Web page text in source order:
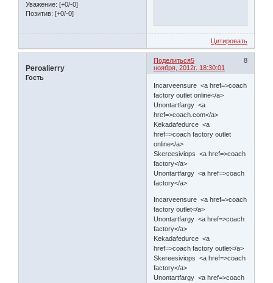
Уважение: [+0/-0]
Позитив: [+0/-0]
Цитировать
Поделиться 8
5
ноября, 2012г. 18:30:01
Peroalierry
Гость
Incarveensure <a href=>coach
factory outlet online</a>
Unontartfargy <a
href=>coach.com</a>
Kekadafedurce <a
href=>coach factory outlet
online</a>
Skereesiviops <a href=>coach
factory</a>
Unontartfargy <a href=>coach
factory</a>
Incarveensure <a href=>coach
factory outlet</a>
Unontartfargy <a href=>coach
factory</a>
Kekadafedurce <a
href=>coach factory outlet</a>
Skereesiviops <a href=>coach
factory</a>
Unontartfargy <a href=>coach